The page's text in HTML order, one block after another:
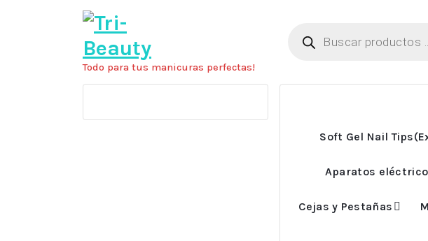
Todo para tus manicuras perfectas!
productos
Soft Gel Nail
Aparatos
Cejas y Pestañas